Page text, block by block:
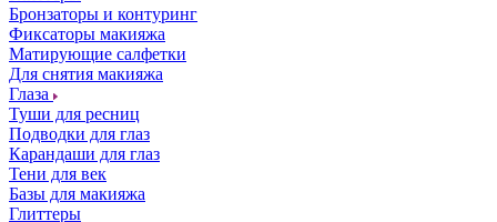
Бронзаторы и контуринг
Фиксаторы макияжа
Матирующие салфетки
Для снятия макияжа
Глаза
Туши для ресниц
Подводки для глаз
Карандаши для глаз
Тени для век
Базы для макияжа
Глиттеры